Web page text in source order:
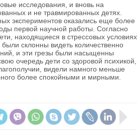
исследования, и вновь на
и не травмированных детях.
экспериментов оказались еще более
первой научной работы. Согласно
находящиеся в стрессовых условиях
склонны видеть количественно
и эти грезы были насыщенны
очередь дети со здоровой психикой,
видели намного меньше
более спокойными и мирными.